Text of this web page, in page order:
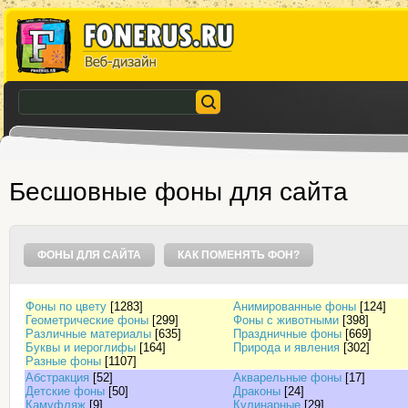
Бесшовные фоны для сайта
ФОНЫ ДЛЯ САЙТА КАК ПОМЕНЯТЬ ФОН?
Фоны по цвету [1283] Анимированные фоны [124]
Геометрические фоны [299] Фоны с животными [398]
Различные материалы [635] Праздничные фоны [669]
Буквы и иероглифы [164] Природа и явления [302]
Разные фоны [1107]
Абстракция [52] Акварельные фоны [17]
Детские фоны [50] Драконы [24]
Камуфляж [9] Кулинарные [29]